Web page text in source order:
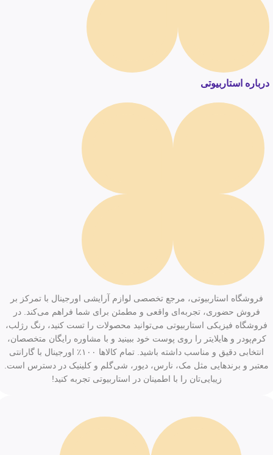
درباره استاربیوتی
فروشگاه استاربیوتی، مرجع تخصصی لوازم آرایشی اورجینال با تمرکز بر
فروش حضوری، تجربه‌ای واقعی و مطمئن برای شما فراهم می‌کند. در
فروشگاه فیزیکی استاربیوتی می‌توانید محصولات را تست کنید، رنگ رژلب،
کرم‌پودر و هایلایتر را روی پوست خود ببینید و با مشاوره رایگان متخصصان،
انتخابی دقیق و مناسب داشته باشید. تمام کالاها ۱۰۰٪ اورجینال با گارانتی
معتبر و برندهایی مثل مک، نارس، دیور، شی‌گلم و کلینیک در دسترس است.
زیبایی‌تان را با اطمینان در استاربیوتی تجربه کنید!